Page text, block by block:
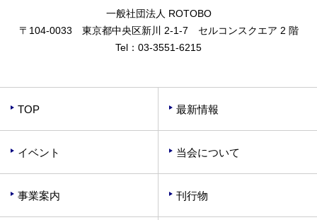
一般社団法人 ROTOBO
〒104-0033 東京都中央区新川 2-1-7 セルコンスクエア 2 階
Tel： 03-3551-6215
TOP 最新情報
イベント 当会について
事業案内 刊行物